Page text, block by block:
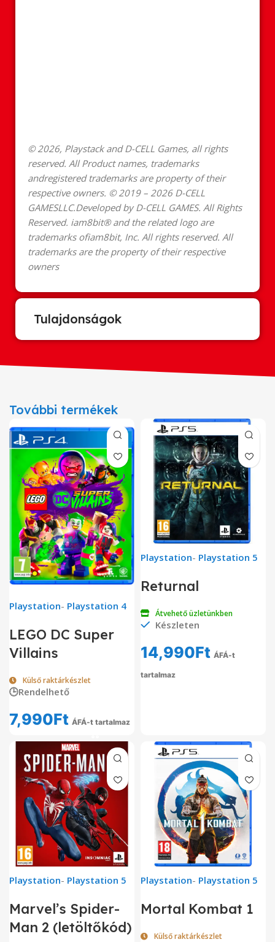
© 2026, Playstack and D-CELL Games, all rights
reserved. All Product names, trademarks
andregistered trademarks are property of their
respective owners. © 2019 – 2026 D-CELL
GAMESLLC.Developed by D-CELL GAMES. All Rights
Reserved. iam8bit® and the related logo are
trademarks ofiam8bit, Inc. All rights reserved. All
trademarks are the property of their respective
owners
Tulajdonságok
További termékek
Playstation- Playstation 4
LEGO DC Super
Villains
Külső raktárkészlet
🕒Rendelhető
7,990Ft ÁFÁ-t tartalmaz
Playstation- Playstation 5
Returnal
Átvehető üzletünkben
Készleten
14,990Ft ÁFÁ-t
tartalmaz
Playstation- Playstation 5
Marvel’s Spider-
Man 2 (letöltőkód)
Playstation- Playstation 5
Mortal Kombat 1
Külső raktárkészlet